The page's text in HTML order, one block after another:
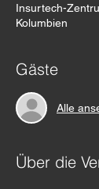
Insurtech-
Kolumbien
Gäste
Alle
Über die